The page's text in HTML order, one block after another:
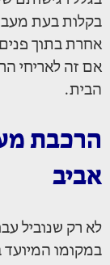
בקלות בעת
אחרת בתוך
אם זה לאריחי
הבית.
הרכבת
אביב
לא רק שנוביל
במקומו